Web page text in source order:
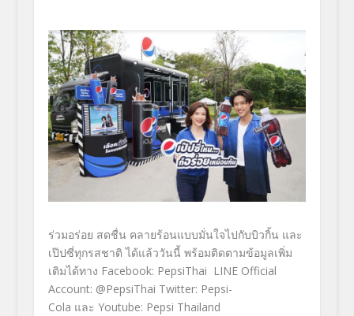
ร่วมอร่อย สดชื่น คลายร้อนแบบมั่นใจไปกับบิวกิ้น และ
เป๊ปซี่ทุกรสชาติ ได้แล้ววันนี้ พร้อมติดตามข้อมูลเพิ่ม
เติมได้ทาง Facebook: PepsiThai LINE Official
Account: @PepsiThai Twitter: Pepsi-
Cola และ Youtube: Pepsi Thailand